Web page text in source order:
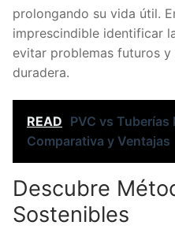
prolongando su vida útil.
imprescindible identificar
evitar problemas futuros
duradera.
READ PVC vs
Comparativa y Ventajas
Descubre
Sostenibles